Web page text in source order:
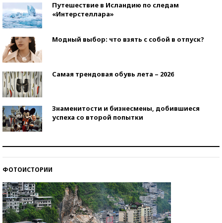
Путешествие в Исландию по следам
«Интерстеллара»
Модный выбор: что взять с собой в отпуск?
Самая трендовая обувь лета – 2026
Знаменитости и бизнесмены, добившиеся
успеха со второй попытки
ФОТОИСТОРИИ